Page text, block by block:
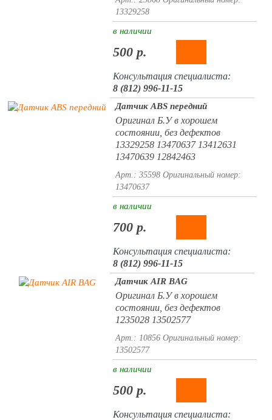
13329258
в наличии
500 р.
Консультация специалиста:
8 (812) 996-11-15
Датчик ABS передний
Оригинал Б.У в хорошем
состоянии, без дефектов
13329258 13470637 13412631
13470639 12842463
Арт.: 35598 Оригинальный номер:
13470637
в наличии
700 р.
Консультация специалиста:
8 (812) 996-11-15
Датчик AIR BAG
Оригинал Б.У в хорошем
состоянии, без дефектов
1235028 13502577
Арт.: 10856 Оригинальный номер:
13502577
в наличии
500 р.
Консультация специалиста: